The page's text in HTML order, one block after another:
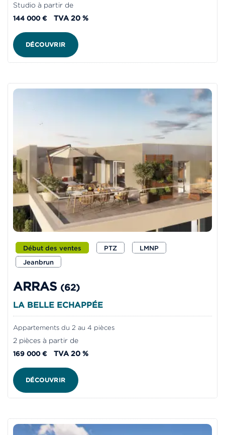
Studio à partir de
144 000 € TVA 20 %
DÉCOUVRIR
Début des ventes PTZ
LMNP
Jeanbrun
ARRAS (62)
LA BELLE ECHAPPÉE
Appartements du 2 au 4 pièces
2 pièces à partir de
169 000 € TVA 20 %
DÉCOUVRIR